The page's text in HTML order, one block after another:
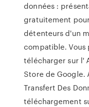
données :
gratuitement
détenteurs d'un
compatible. Vous
télécharger sur l'
Store de Google.
Transfert Des
téléchargement